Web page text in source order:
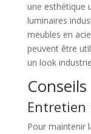
une esthétique
luminaires
meubles en
peuvent être
un look
Entretien
Pour maintenir